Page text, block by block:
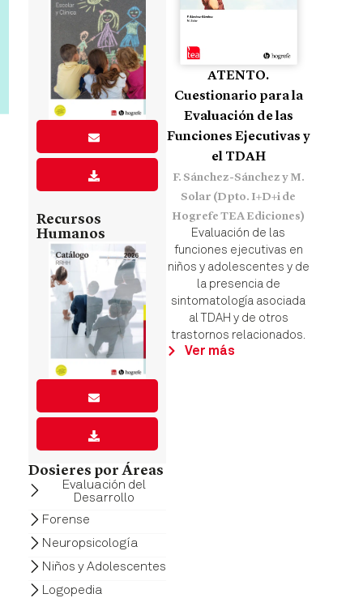
Recursos
Humanos
Dosieres por Áreas
Evaluación del
Desarrollo
Forense
Neuropsicología
Niños y Adolescentes
Logopedia
ATENTO.
Cuestionario para la
Evaluación de las
Funciones Ejecutivas y
el TDAH
F. Sánchez-Sánchez y M.
Solar (Dpto. I+D+i de
Hogrefe TEA Ediciones)
Evaluación de las
funciones ejecutivas en
niños y adolescentes y de
la presencia de
sintomatología asociada
al TDAH y de otros
trastornos relacionados.
Ver más